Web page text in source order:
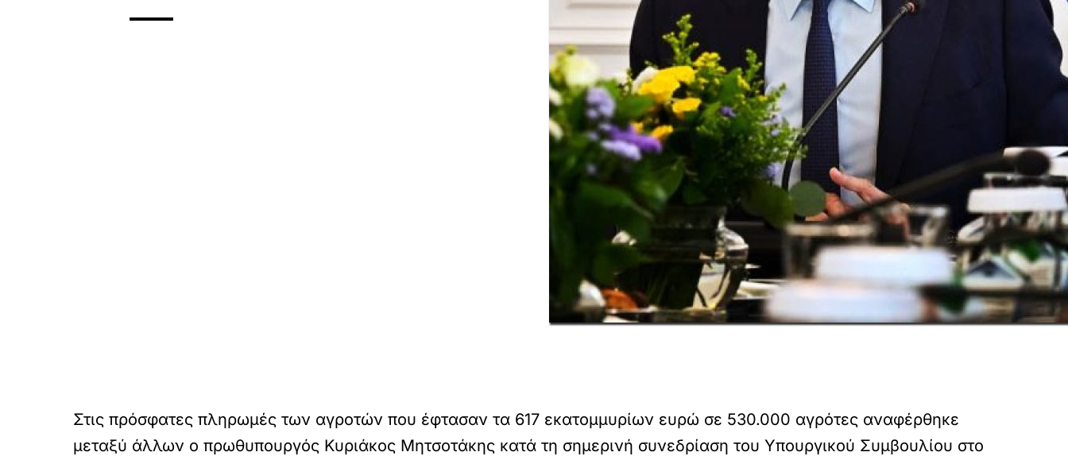
Στις πρόσφατες πληρωμές των αγροτών που έφτασαν τα 617 εκατομμυρίων ευρώ σε 530.000 αγρότες αναφέρθηκε
μεταξύ άλλων ο πρωθυπουργός Κυριάκος Μητσοτάκης κατά τη σημερινή συνεδρίαση του Υπουργικού Συμβουλίου στο